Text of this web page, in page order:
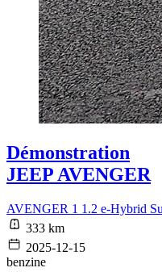
Démonstration
JEEP AVENGER
AVENGER 1 1.2 e-Hybrid
333 km
2025-12-15
benzine